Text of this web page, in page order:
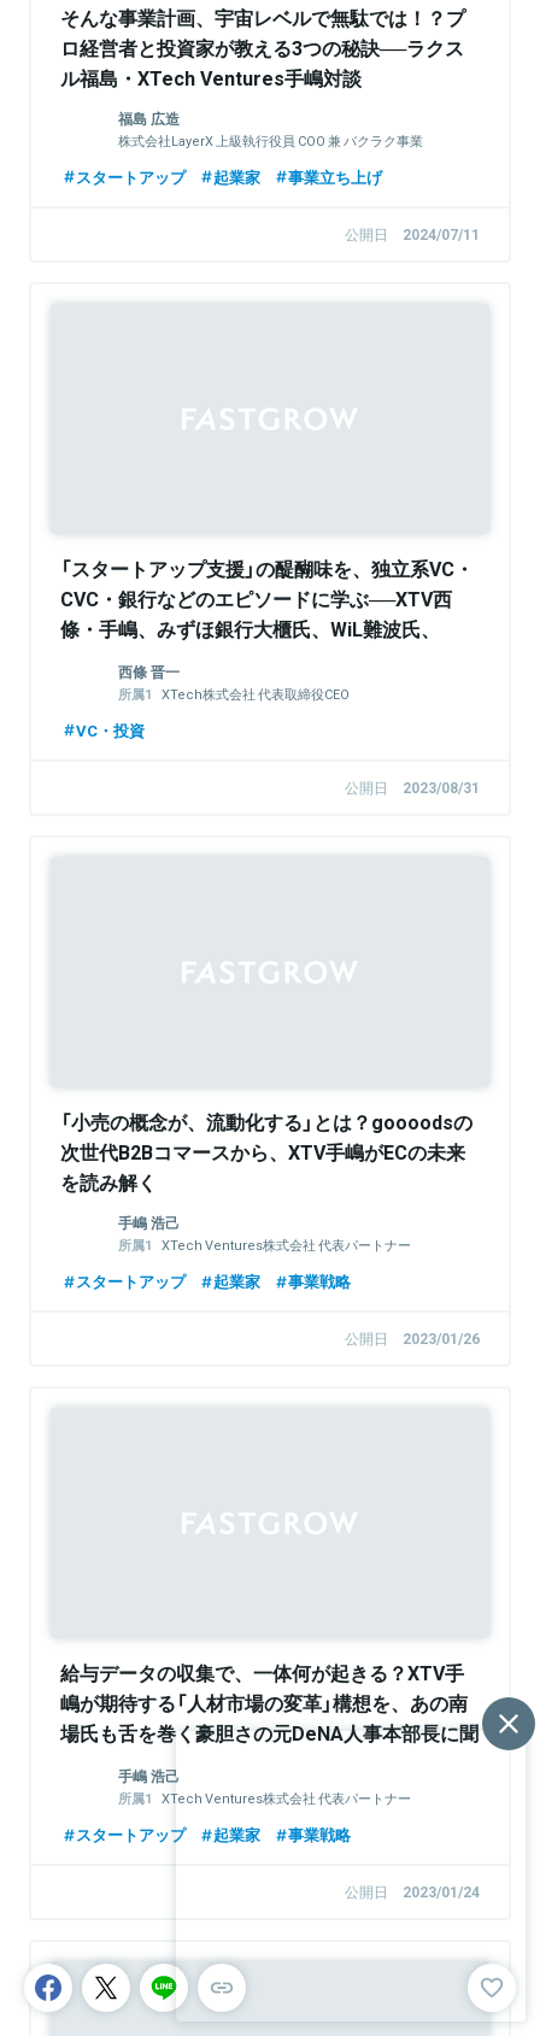
そんな事業計画、宇宙レベルで無駄では！？プ
ロ経営者と投資家が教える3つの秘訣──ラクス
ル福島・XTech Ventures手嶋対談
福島 広造
株式会社LayerX 上級執行役員 COO 兼 バクラク事業
スタートアップ 起業家 事業立ち上げ
公開日 2024/07/11
「スタートアップ支援」の醍醐味を、独立系VC・
CVC・銀行などのエピソードに学ぶ──XTV西
條・手嶋、みずほ銀行大櫃氏、WiL難波氏、
GREE相川氏ら豪華登壇者が集結イベントをレポ
西條 晋一
XTech株式会社 代表取締役CEO
VC・投資
公開日 2023/08/31
「小売の概念が、流動化する」とは？goooodsの
次世代B2Bコマースから、XTV手嶋がECの未来
を読み解く
手嶋 浩己
XTech Ventures株式会社 代表パートナー
スタートアップ 起業家 事業戦略
公開日 2023/01/26
給与データの収集で、一体何が起きる？XTV手
嶋が期待する「人材市場の変革」構想を、あの南
場氏も舌を巻く豪胆さの元DeNA人事本部長に聞
手嶋 浩己
XTech Ventures株式会社 代表パートナー
スタートアップ 起業家 事業戦略
公開日 2023/01/24